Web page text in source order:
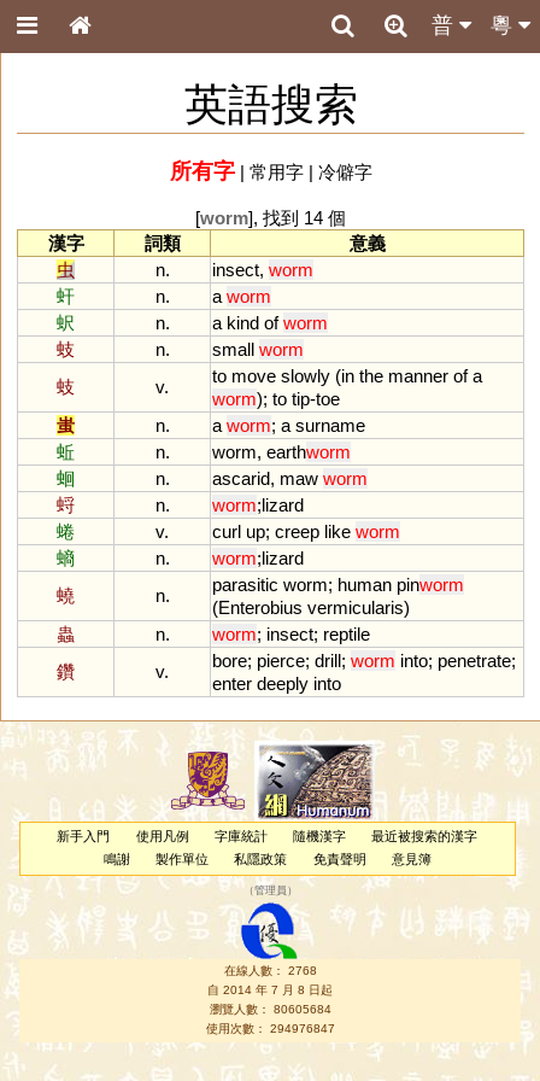
粵
普
英語搜索
所有字| 常用字| 冷僻字
[worm], 找到 14 個
漢字
詞類
意義
虫
n. insect, worm
虷
n. a worm
蚇
n. a kind of worm
蚑
n. small worm
蚑
v.
to move slowly (in the manner of a
worm); to tip-toe
蚩
n. a worm; a surname
蚯
n. worm, earthworm
蛔
n. ascarid, maw worm
蛶
n. worm;lizard
蜷
v. curl up; creep like worm
螪
n. worm;lizard
蟯
n.
parasitic worm; human pinworm
(Enterobius vermicularis)
蟲
n. worm; insect; reptile
鑽
v.
bore; pierce; drill; worm into; penetrate;
enter deeply into
新手入門 使用凡例 字庫統計 隨機漢字
最近被搜索的漢字
鳴謝
製作單位 私隱政策 免責聲明 意見簿
（管理員 ）
在線人數： 2768
自 2014 年 7 月 8 日起
瀏覽人數： 80605684
使用次數： 294976847